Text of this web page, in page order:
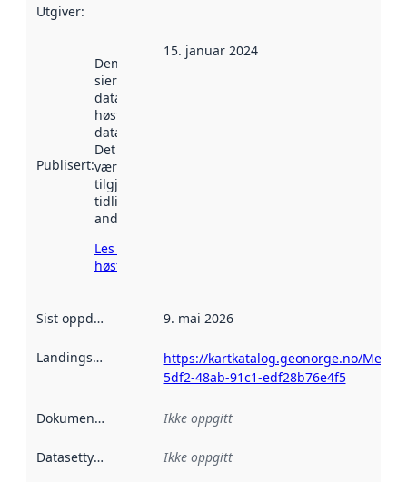
Utgiver:
Publisert:
Denne datoen
sier når
datasettet ble
høstet av
data.norge.no.
Det kan ha
vært
tilgjengelig
tidligere
andre steder.
Les mer om
høsting her
15. januar 2024
Sist oppdatert 9. mai 2026
Landingsside
https://kartkatalog.geonorge.no/
5df2-48ab-91c1-edf28b76e4f5
Dokumentasjon Ikke oppgitt
Datasettype Ikke oppgitt